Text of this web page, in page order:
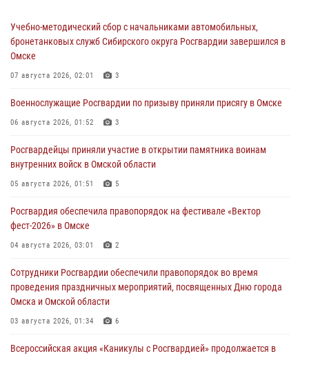
Учебно-методический сбор с начальниками автомобильных,
бронетанковых служб Сибирского округа Росгвардии завершился в
Омске
07 августа 2026, 02:01 3
Военнослужащие Росгвардии по призыву приняли присягу в Омске
06 августа 2026, 01:52 3
Росгвардейцы приняли участие в открытии памятника воинам
внутренних войск в Омской области
05 августа 2026, 01:51 5
Росгвардия обеспечила правопорядок на фестивале «Вектор
фест-2026» в Омске
04 августа 2026, 03:01 2
Сотрудники Росгвардии обеспечили правопорядок во время
проведения праздничных мероприятий, посвященных Дню города
Омска и Омской области
03 августа 2026, 01:34 6
Всероссийская акция «Каникулы с Росгвардией» продолжается в